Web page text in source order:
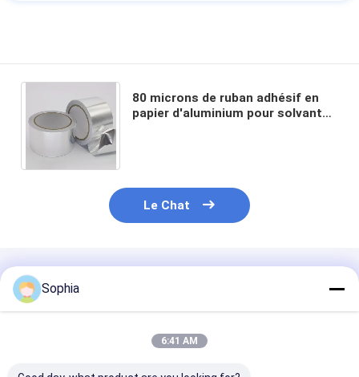
80 microns de ruban adhésif en
papier d'aluminium pour solvant
Le Chat
Produits Recommandés
Sophia
6:41 AM